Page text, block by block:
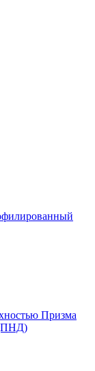
Призма
(ПНД)